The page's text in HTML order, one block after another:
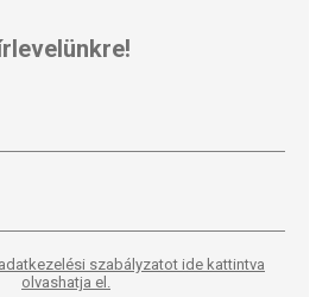
szabályzatot ide kattintva
olvashatja el.